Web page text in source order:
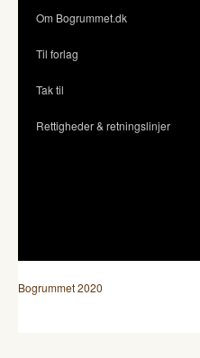
Om Bogrummet.dk
Til forlag
Tak til
Rettigheder & retningslinjer
Bogrummet 2020